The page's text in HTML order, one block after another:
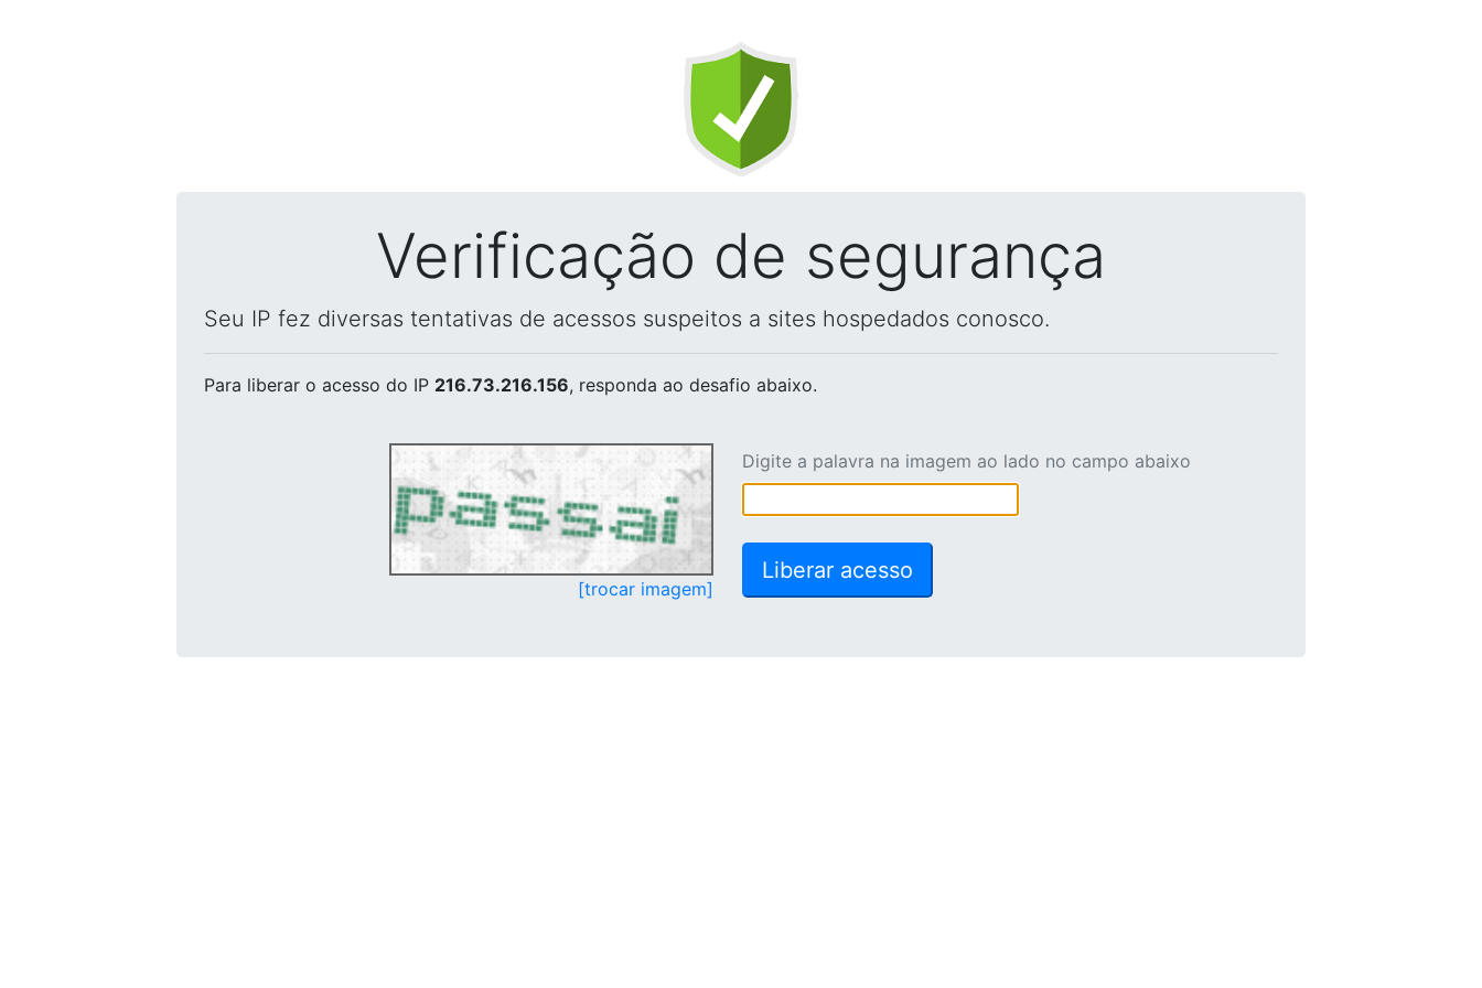
Verificação de segurança
Seu IP fez diversas tentativas de acessos suspeitos a sites hospedados conosco.
Para liberar o acesso do IP 216.73.216.156, responda ao desafio abaixo.
[trocar imagem]
Digite a palavra na imagem ao lado no campo abaixo